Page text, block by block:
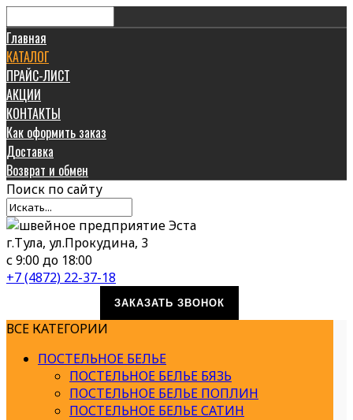
Главная
КАТАЛОГ
ПРАЙС-ЛИСТ
АКЦИИ
КОНТАКТЫ
Как оформить заказ
Доставка
Возврат и обмен
Поиск по сайту
г.Тула, ул.Прокудина, 3
с 9:00 до 18:00
+7 (4872) 22-37-18
ЗАКАЗАТЬ ЗВОНОК
ВСЕ КАТЕГОРИИ
ПОСТЕЛЬНОЕ БЕЛЬЕ
ПОСТЕЛЬНОЕ БЕЛЬЕ БЯЗЬ
ПОСТЕЛЬНОЕ БЕЛЬЕ ПОПЛИН
ПОСТЕЛЬНОЕ БЕЛЬЕ САТИН